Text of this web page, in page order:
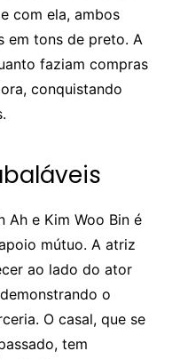
com ela, ambos
em tons de preto. A
faziam compras
conquistando
Ah e Kim Woo Bin é
mútuo. A atriz
ao lado do ator
o
O casal, que se
tem